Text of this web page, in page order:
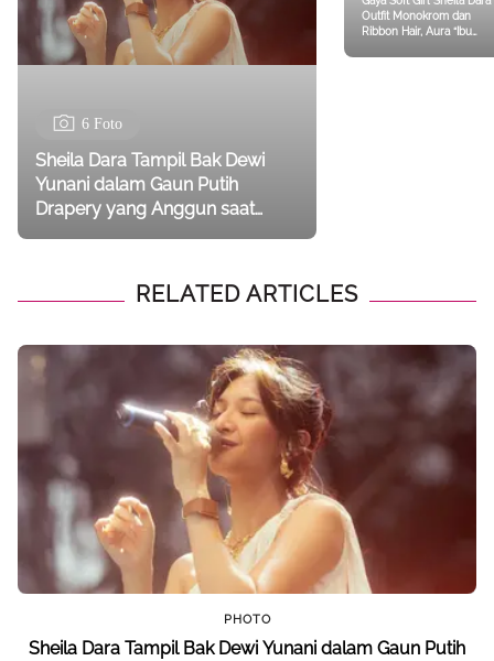
6 Foto
Sheila Dara Tampil Bak Dewi
Yunani dalam Gaun Putih
Drapery yang Anggun saat
Outfit Monokrom dan
Ribbon Hair, Aura “Ibu
RELATED ARTICLES
PHOTO
Sheila Dara Tampil Bak Dewi Yunani dalam Gaun Putih